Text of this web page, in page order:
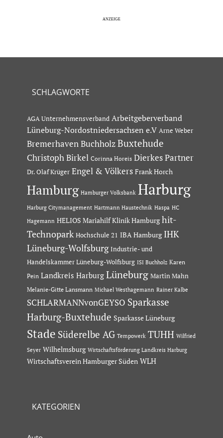
SCHLAGWORTE
AGA Unternehmensverband Arbeitgeberverband
Lüneburg-Nordostniedersachsen e.V Arne Weber
Bremerhaven Buchholz Buxtehude
Christoph Birkel Corinna Horeis Dierkes Partner
Dr. Olaf Krüger Engel & Völkers Frank Horch
Hamburg Hamburger Volksbank Harburg
Harburg Citymanagement Hartmann Haustechnik Haspa HC
Hagemann HELIOS Mariahilf Klinik Hamburg hit-
Technopark Hochschule 21 IBA Hamburg IHK
Lüneburg-Wolfsburg Industrie- und
Handelskammer Lüneburg-Wolfsburg ISI Buchholz Karen
Pein Landkreis Harburg Lüneburg Martin Mahn
Melanie-Gitte Lansmann Michael Westhagemann Rainer Kalbe
SCHLARMANNvonGEYSO Sparkasse
Harburg-Buxtehude Sparkasse Lüneburg
Stade Süderelbe AG Tempowerk TUHH Wilfried
Seyer Wilhelmsburg Wirtschaftsförderung Landkreis Harburg
Wirtschaftsverein Hamburger Süden WLH
KATEGORIEN